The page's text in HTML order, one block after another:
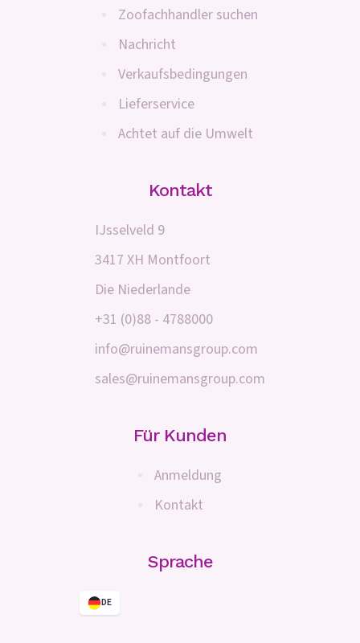
Zoofachhandler suchen
Nachricht
Verkaufsbedingungen
Lieferservice
Achtet auf die Umwelt
Kontakt
IJsselveld 9
3417 XH Montfoort
Die Niederlande
+31 (0)88 - 4788000
info@ruinemansgroup.com
sales@ruinemansgroup.com
Für Kunden
Anmeldung
Kontakt
Sprache
DE